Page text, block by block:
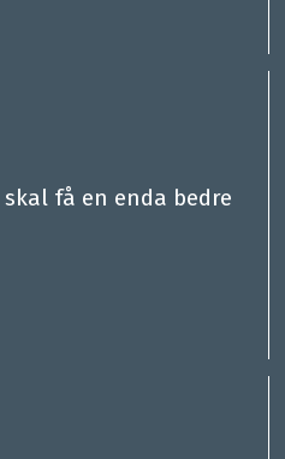
få en enda bedre